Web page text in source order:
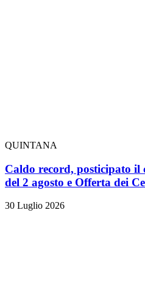
QUINTANA
Caldo record, posticipato il
del 2 agosto e Offerta dei
30 Luglio 2026